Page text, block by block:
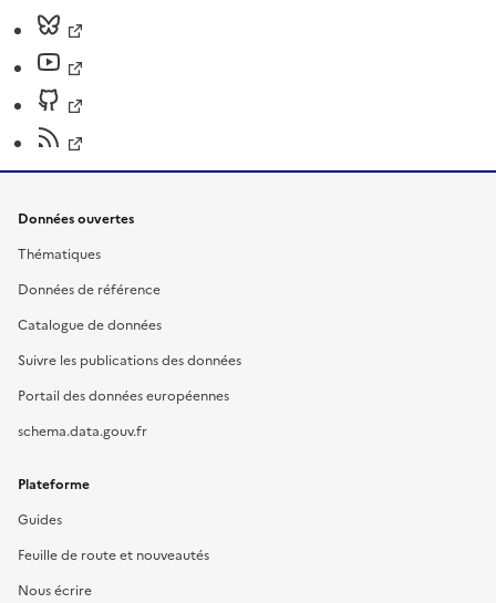
Données ouvertes
Thématiques
Données de référence
Catalogue de données
Suivre les publications des données
Portail des données européennes
schema.data.gouv.fr
Plateforme
Guides
Feuille de route et nouveautés
Nous écrire